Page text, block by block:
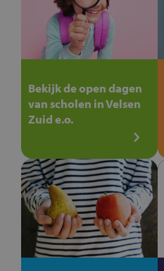
Bekijk de open dagen
van scholen in Velsen
Zuid e.o.